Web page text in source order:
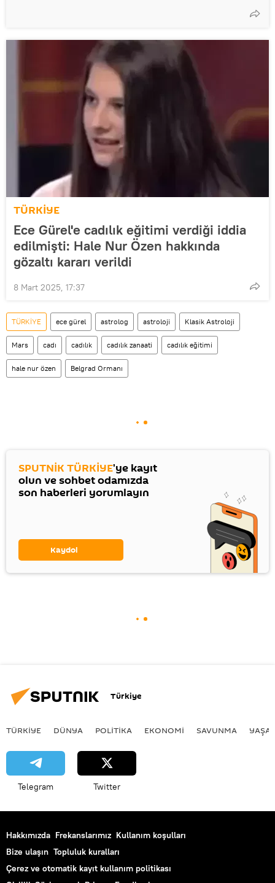
TÜRKİYE
Ece Gürel'e cadılık eğitimi verdiği iddia
edilmişti: Hale Nur Özen hakkında
gözaltı kararı verildi
8 Mart 2025, 17:37
TÜRKİYE ece gürel astrolog astroloji Klasik Astroloji
Mars cadı cadılık cadılık zanaati cadılık eğitimi
hale nur özen Belgrad Ormanı
SPUTNİK TÜRKİYE'ye kayıt
olun ve sohbet odamızda
son haberleri yorumlayın
Kaydol
Türkiye
TÜRKIYE DÜNYA POLİTİKA EKONOMİ SAVUNMA
Telegram Twitter
Hakkımızda Frekanslarımız Kullanım koşulları
Bize ulaşın Topluluk kuralları
Çerez ve otomatik kayıt kullanım politikası